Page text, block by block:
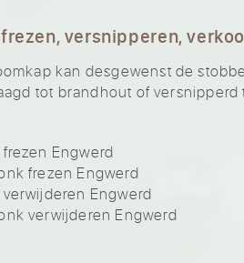
versnipperen,
kan desgewenst de
tot brandhout of
Engwerd
frezen Engwerd
Engwerd
verwijderen Engwerd